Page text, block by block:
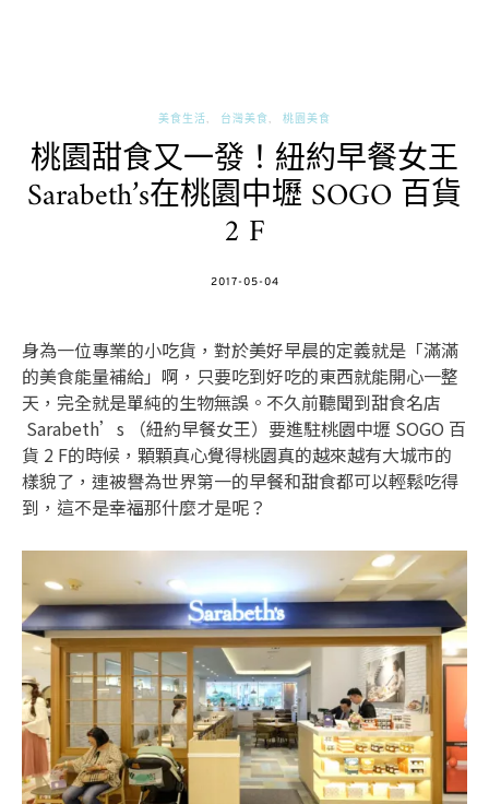
美食生活 台灣美食 桃園美食
桃園甜食又一發！紐約早餐女王
Sarabeth’s在桃園中壢 SOGO 百貨
2 F
POSTED
2017-05-04
身為一位專業的小吃貨，對於美好早晨的定義就是「滿滿
的美食能量補給」啊，只要吃到好吃的東西就能開心一整
天，完全就是單純的生物無誤。不久前聽聞到甜食名店
Sarabeth’s （紐約早餐女王）要進駐桃園中壢 SOGO 百
貨 2 F的時候，顆顆真心覺得桃園真的越來越有大城市的
樣貌了，連被譽為世界第一的早餐和甜食都可以輕鬆吃得
到，這不是幸福那什麼才是呢？